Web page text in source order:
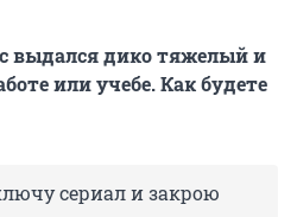
выдался дико тяжелый и
или учебе. Как будете
сериал и закрою